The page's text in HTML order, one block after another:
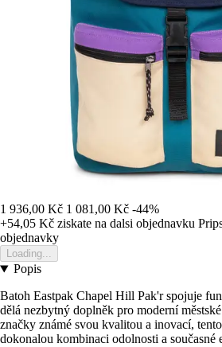
1 936,00 Kč 1 081,00 Kč -44%
+54,05 Kč ziskate na dalsi objednavku
objednavky
Loading...
Popis
Batoh Eastpak Chapel Hill Pak'r spojuje
dělá nezbytný doplněk pro moderní
značky známé svou kvalitou a inovací,
dokonalou kombinaci odolnosti a současné